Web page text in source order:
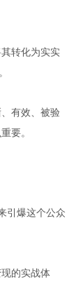
转化为实实
有效、被验
要。
引爆这个公众
的实战体